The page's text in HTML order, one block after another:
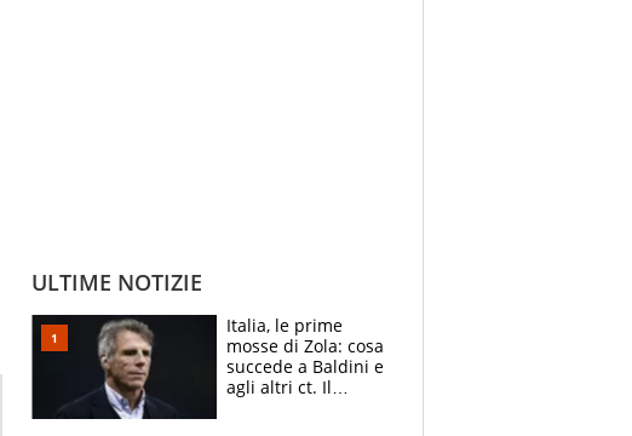
ULTIME NOTIZIE
Italia, le prime
mosse di Zola: cosa
succede a Baldini e
agli altri ct. Il